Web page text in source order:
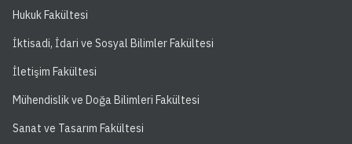
Hukuk Fakültesi
İktisadi, İdari ve Sosyal Bilimler Fakültesi
İletişim Fakültesi
Mühendislik ve Doğa Bilimleri Fakültesi
Sanat ve Tasarım Fakültesi